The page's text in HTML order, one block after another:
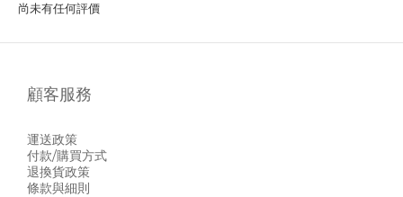
尚未有任何評價
顧客服務
運送政策
付款/購買方式
退換貨政策
條款與細則